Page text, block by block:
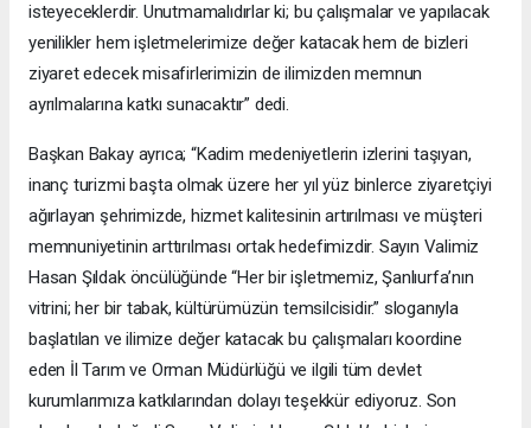
isteyeceklerdir. Unutmamalıdırlar ki; bu çalışmalar ve yapılacak
yenilikler hem işletmelerimize değer katacak hem de bizleri
ziyaret edecek misafirlerimizin de ilimizden memnun
ayrılmalarına katkı sunacaktır” dedi.
Başkan Bakay ayrıca; “Kadim medeniyetlerin izlerini taşıyan,
inanç turizmi başta olmak üzere her yıl yüz binlerce ziyaretçiyi
ağırlayan şehrimizde, hizmet kalitesinin artırılması ve müşteri
memnuniyetinin arttırılması ortak hedefimizdir. Sayın Valimiz
Hasan Şıldak öncülüğünde “Her bir işletmemiz, Şanlıurfa’nın
vitrini; her bir tabak, kültürümüzün temsilcisidir.” sloganıyla
başlatılan ve ilimize değer katacak bu çalışmaları koordine
eden İl Tarım ve Orman Müdürlüğü ve ilgili tüm devlet
kurumlarımıza katkılarından dolayı teşekkür ediyoruz. Son